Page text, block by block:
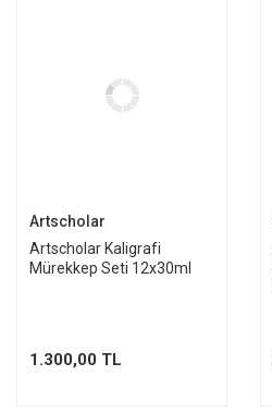
Artscholar
Artscholar Kaligrafi
Mürekkep Seti 12x30ml
1.300,00 TL